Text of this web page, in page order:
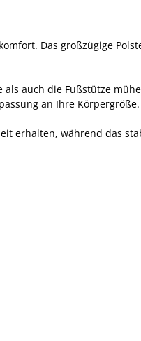
Das großzügige
auch die Fußstütze
an Ihre Körpergröße.
erhalten, während das